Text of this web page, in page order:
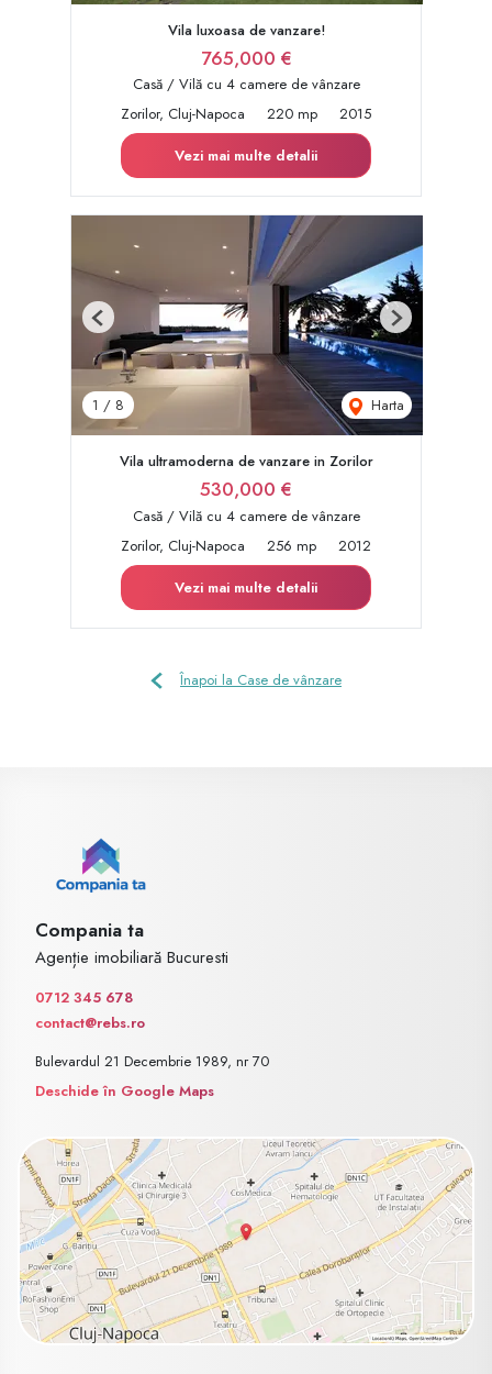
Vila luxoasa de vanzare!
765,000 €
Casă / Vilă cu 4 camere de vânzare
Zorilor, Cluj-Napoca
220 mp
2015
Vezi mai multe detalii
1 / 8 Harta
Previous Next
Vila ultramoderna de vanzare in Zorilor
530,000 €
Casă / Vilă cu 4 camere de vânzare
Zorilor, Cluj-Napoca
256 mp
2012
Vezi mai multe detalii
Înapoi la Case de vânzare
Compania ta
Agenție imobiliară Bucuresti
0712 345 678
contact@rebs.ro
Bulevardul 21 Decembrie 1989, nr 70
Deschide în Google Maps